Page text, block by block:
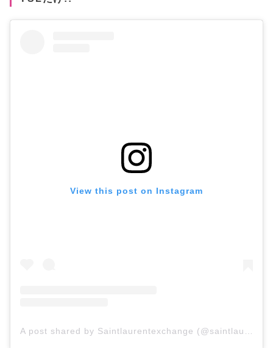
View this post on Instagram